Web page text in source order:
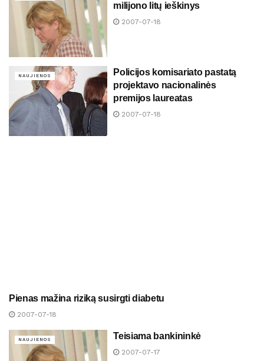
milijono litų ieškinys
2007-07-18
NAUJIENOS
Policijos komisariato pastatą
projektavo nacionalinės
premijos laureatas
2007-07-18
NAUJIENOS
Pienas mažina riziką susirgti diabetu
2007-07-18
NAUJIENOS Teisiama bankininkė
2007-07-17